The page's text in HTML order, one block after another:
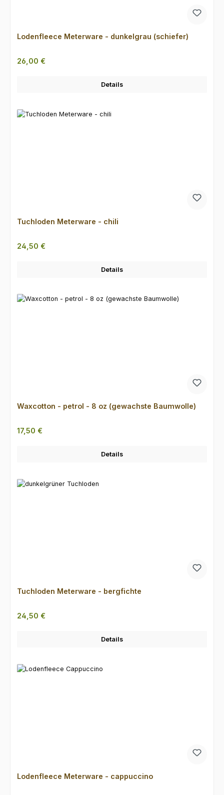
Lodenfleece Meterware - dunkelgrau (schiefer)
Regulärer Preis:
26,00 €
Details
Tuchloden Meterware - chili
Regulärer Preis:
24,50 €
Details
Waxcotton - petrol - 8 oz (gewachste Baumwolle)
Regulärer Preis:
17,50 €
Details
Tuchloden Meterware - bergfichte
Regulärer Preis:
24,50 €
Details
Lodenfleece Meterware - cappuccino